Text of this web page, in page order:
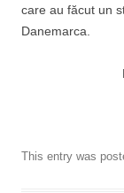
care au făcut un
Danemarca.
This entry was